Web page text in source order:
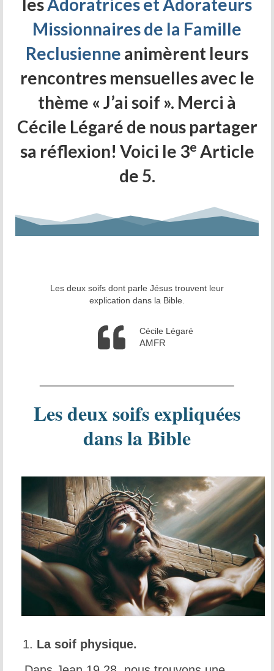
Prière d’Adoration et de Louange
Parole de Dieu
Solitude Communion
Prière d’intercession
Dévotion mariale
Jeanne Le Ber
Cause de Jeanne Le Ber
Le Tombeau de Jeanne Le Ber
articles
La tradition des Recluses
Famille reclusienne
Prier avec une icône
Dix fêtes liturgiques
Chemin de Croix Iconographique
lesAdoratrices et Adorateurs
Missionnaires de la Famille
Reclusienne animèrent leurs
rencontres mensuelles avec le
thème « J’ai soif ». Merci à
Cécile Légaré de nous partager
sa réflexion! Voici le 3e Article
de 5.
Les deux soifs dont parle Jésus trouvent leur
explication dans la Bible.
Cécile Légaré
AMFR
Les deux soifs expliquées
dans la Bible
La soif physique.